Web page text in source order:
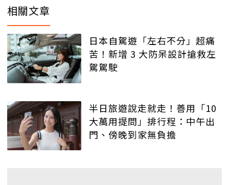
相關文章
日本自駕遊「左右不分」超痛
苦！新增 3 大防呆設計搶救左
駕駕駛
半日旅遊說走就走！善用「10
大萬用提問」排行程：中午出
門、傍晚到家無負擔